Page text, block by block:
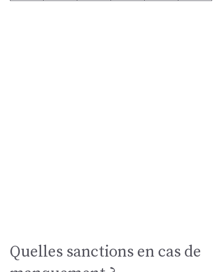
Quelles sanctions en cas de